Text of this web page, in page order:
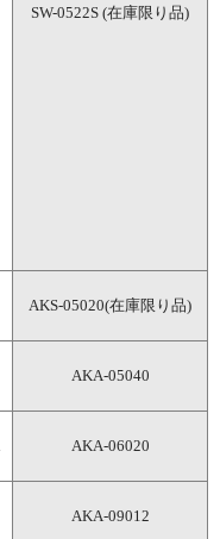
SW-0522S (在庫限り品)
AKS-05020(在庫限り品)
AKA-05040
AKA-06020
AKA-09012